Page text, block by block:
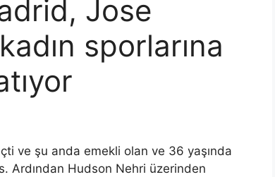
Jose
sporlarına
ve şu anda emekli olan ve 36 yaşında
Ardından Hudson Nehri üzerinden